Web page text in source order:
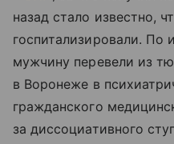
назад стало известно,
госпитализировали. По
мужчину перевели из
в Воронеже в
гражданского
за диссоциативного